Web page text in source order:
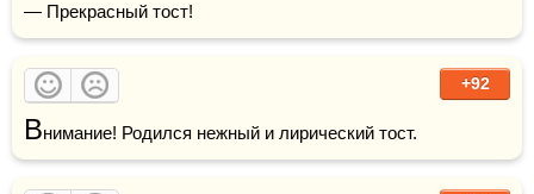
— Прекрасный тост!
+92
Внимание! Родился нежный и лирический тост.